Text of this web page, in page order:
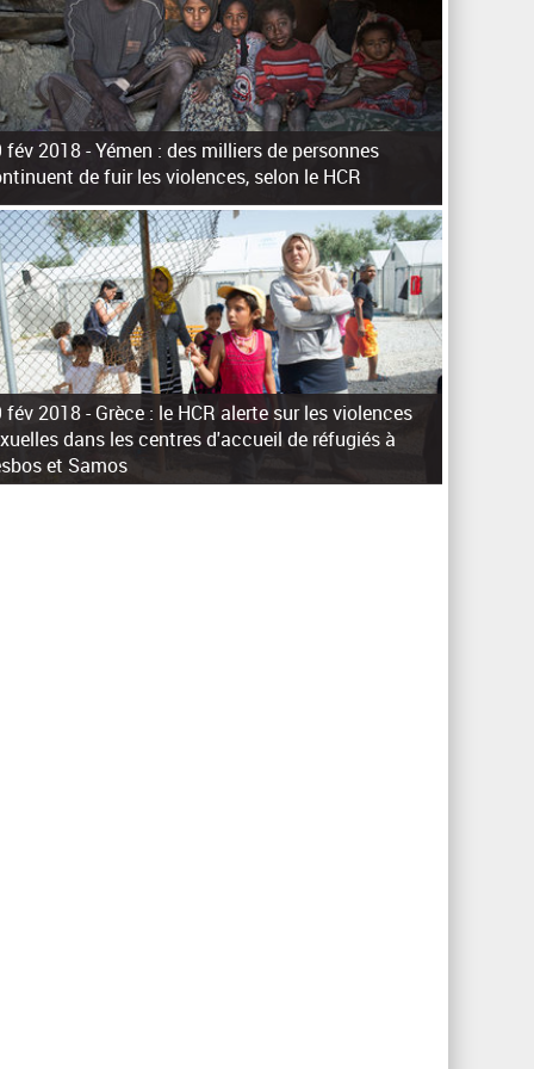
h
e
r
c
h
efév 2018 -Yémen : des milliers de personnes
de fuir les violences, selon le HCR
fév 2018 -Grèce : le HCR alerte sur les violences
dans les centres d'accueil de réfugiés à
et Samos